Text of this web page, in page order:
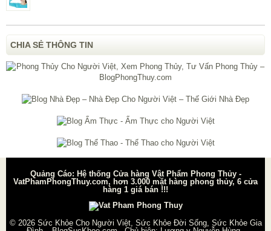
CHIA SẺ THÔNG TIN
Quảng Cáo: Hệ thống Cửa hàng Vật Phẩm Phong Thủy -
VatPhamPhongThuy.com, hơn 3.000 mặt hàng phong thủy, 6 cửa
hàng 1 giá bán !!!
© 2026 Sức Khỏe Cho Người Việt, Sức Khỏe Đời Sống, Sức Khỏe Gia